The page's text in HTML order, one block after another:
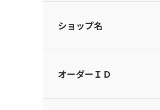
ショップ名
オーダーＩＤ